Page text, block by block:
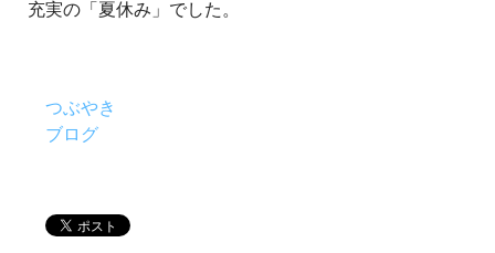
充実の「夏休み」でした。
つぶやき
ブログ